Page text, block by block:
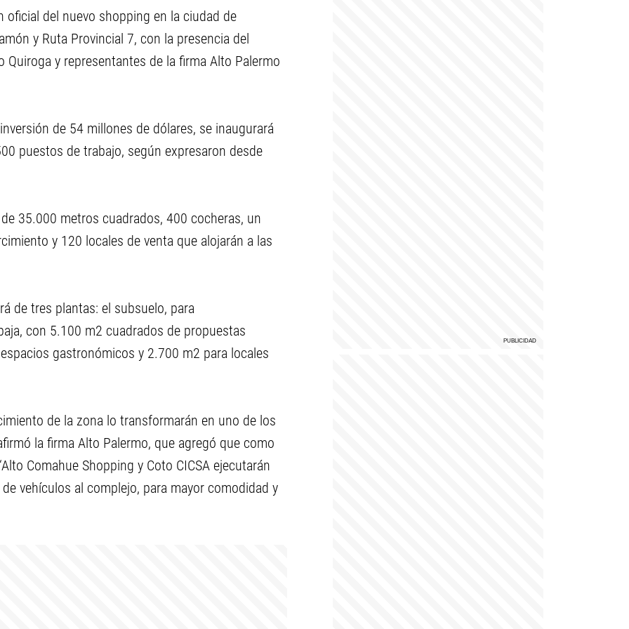
oficial del nuevo shopping en la ciudad de
y Ruta Provincial 7, con la presencia del
y representantes de la firma Alto Palermo
de 54 millones de dólares, se inaugurará
puestos de trabajo, según expresaron desde
35.000 metros cuadrados, 400 cocheras, un
y 120 locales de venta que alojarán a las
de tres plantas: el subsuelo, para
con 5.100 m2 cuadrados de propuestas
gastronómicos y 2.700 m2 para locales
de la zona lo transformarán en uno de los
la firma Alto Palermo, que agregó que como
Comahue Shopping y Coto CICSA ejecutarán
vehículos al complejo, para mayor comodidad y